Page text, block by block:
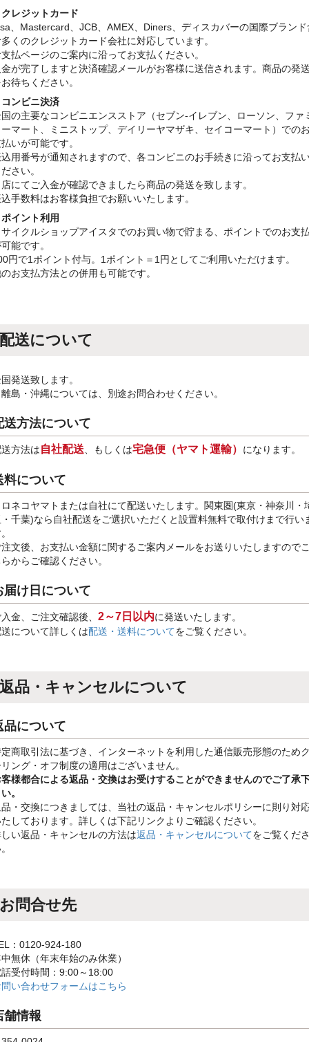
レジットカード
、Mastercard、JCB、AMEX、Diners、ディスカバーの国際ブランド
くのクレジットカード会社に対応しています。
払ページのご案内に沿ってお支払ください。
が完了しますと決済確認メールがお客様に送信されます。商品の発
待ちください。
ンビニ決済
の主要なコンビニエンスストア（セブン-イレブン、ローソン、ファ
マート、ミニストップ、デイリーヤマザキ、セイコーマート）での
いが可能です。
用番号が通知されますので、各コンビニのお手続きに沿ってお支払
さい。
にてご入金が確認できましたら商品の発送を致します。
手数料はお客様負担でお願いいたします。
イント利用
イクルショップアイスタでのお買い物で貯まる、ポイントでのお支
能です。
円で1ポイント付与。1ポイント＝1円としてご利用いただけます。
お支払方法との併用も可能です。
配送について
発送致します。
島・沖縄については、別途お問合わせください。
送方法について
方法は自社配送 、もしくは宅急便（ヤマト運輸） になります。
料について
ネコヤマトまたは自社にて配送いたします。関東圏(東京・神奈川・
千葉)なら自社配送をご選択いただくと設置料無料で取付けまで行い
文後、お支払い金額に関するご案内メールをお送りいたしますので
からご確認ください。
届け日について
金、ご注文確認後、 2～7日以内に発送いたします。
について詳しくは配送・送料についてをご覧ください。
返品・キャンセルについて
品について
商取引法に基づき、インターネットを利用した通信販売形態のため
ング・オフ制度の適用はございません。
様都合による返品・交換はお受けすることができませんのでご了承
。
・交換につきましては、当社の返品・キャンセルポリシーに則り対
しております。詳しくは下記リンクよりご確認ください。
い返品・キャンセルの方法は返品・キャンセルについてをご覧くだ
お問合せ先
：0120-924-180
無休（年末年始のみ休業）
受付時間：9:00～18:00
い合わせフォームはこちら
舗情報